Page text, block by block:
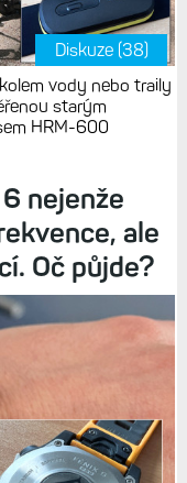
Diskuze (38)
vody nebo traily
starým
HRM-600
nejenže
ale
Oč půjde?